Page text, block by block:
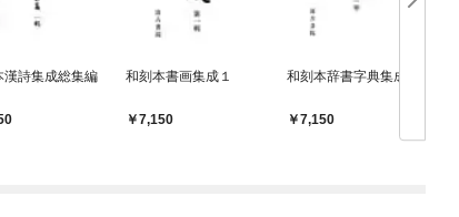
漢詩集成総集編
和刻本書画集成１
7,150
和刻本辞書字典集成１
7,150